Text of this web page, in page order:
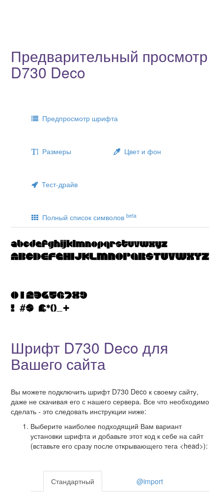
Предварительный просмотр
D730 Deco
Предпросмотр шрифта
Размеры Цвет и фон
Тест-драйв
Полный список символов beta
Шрифт D730 Deco для
Вашего сайта
Вы можете подключить шрифт D730 Deco к своему сайту,
даже не скачивая его с нашего сервера. Все что необходимо
сделать - это следовать инструкции ниже:
Выберите наиболее подходящий Вам вариант
установки шрифта и добавьте этот код к себе на сайт
(вставьте его сразу после открывающего тега <head>):
Стандартный @import